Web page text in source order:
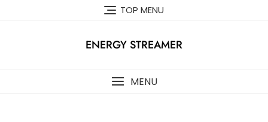
TOP MENU
ENERGY STREAMER
MENU